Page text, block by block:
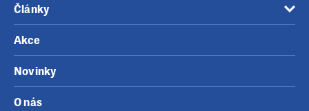
Články
Akce
Novinky
O nás